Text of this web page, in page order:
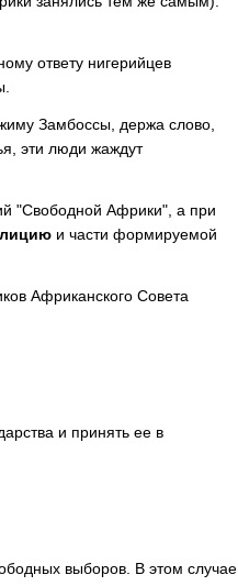
ответу нигерийцев
Замбоссы, держа слово,
эти люди жаждут
"Свободной Африки", а при
и части формируемой
Африканского Совета
и принять ее в
выборов. В этом случае